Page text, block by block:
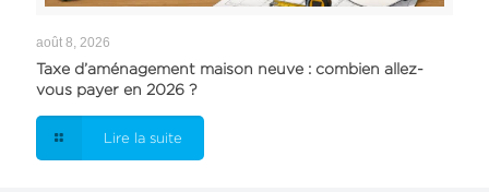
août 8, 2026
Taxe d’aménagement maison neuve : combien allez-
vous payer en 2026 ?
Lire la suite